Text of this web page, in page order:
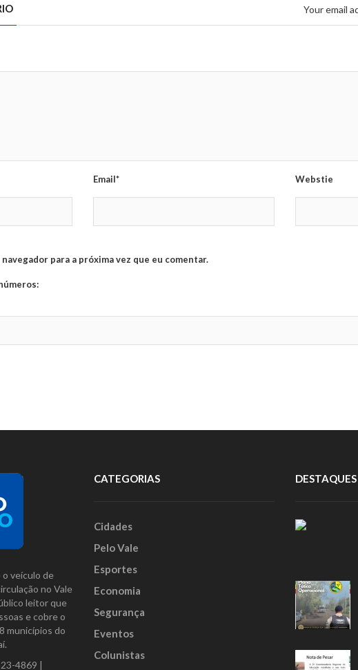
Your email
Email* Webstie
para a próxima vez que eu comentar.
o veículo de
no Vale
leitor que
e cobre o
municípios do
4869 |
CATEGORIAS
Cidades
Pelo Vale
Esportes
Economia
Segurança
Eventos
Colunistas
DESTAQUES